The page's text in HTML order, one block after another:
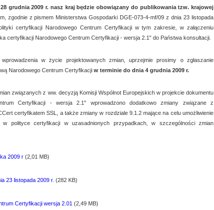
grudnia 2009 r. nasz kraj będzie obowiązany do publikowania tzw. krajowej
zgodnie z pismem Ministerstwa Gospodarki DGE-073-4-mf/09 z dnia 23 listopada
certyfikacji Narodowego Centrum Certyfikacji w tym zakresie, w załączeniu
certyfikacji Narodowego Centrum Certyfikacji - wersja 2.1" do Państwa konsultacji.
w życie projektowanych zmian, uprzejmie prosimy o zgłaszanie
Narodowego Centrum Certyfikacji w terminie do dnia 4 grudnia 2009 r.
związanych z ww. decyzją Komisji Wspólnot Europejskich w projekcie dokumentu
Certyfikacji - wersja 2.1" wprowadzono dodatkowo zmiany związane z
certyfikatem SSL, a także zmiany w rozdziale 9.1.2 mające na celu umożliwienie
w polityce certyfikacji w uzasadnionych przypadkach, w szczególności zmian
2009 r (2,01 MB)
23 listopada 2009 r. (282 KB)
Certyfikacji wersja 2.01 (2,49 MB)